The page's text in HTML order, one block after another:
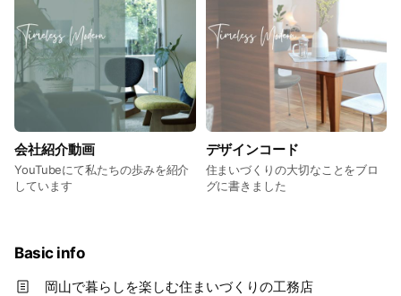
会社紹介動画
YouTubeにて私たちの歩みを紹介
しています
デザインコード
住まいづくりの大切なことをブロ
グに書きました
Basic info
岡山で暮らしを楽しむ住まいづくりの工務店